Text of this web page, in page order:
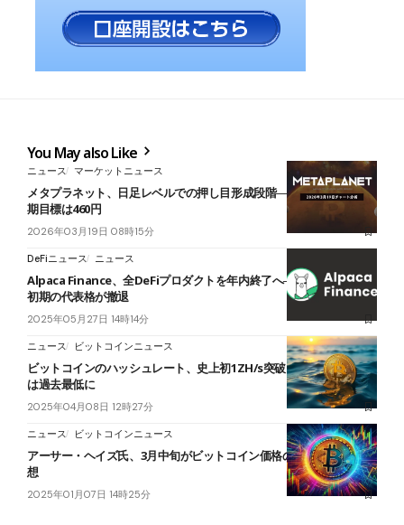
You May also Like
ニュース マーケットニュース
メタプラネット、日足レベルでの押し目形成段階──上昇再開なら中
期目標は460円
2026年03月19日 08時15分
DeFiニュース ニュース
Alpaca Finance、全DeFiプロダクトを年内終了へ──BNBチェーン
初期の代表格が撤退
2025年05月27日 14時14分
ニュース ビットコインニュース
ビットコインのハッシュレート、史上初1ZH/s突破｜マイナー収益性
は過去最低に
2025年04月08日 12時27分
ニュース ビットコインニュース
アーサー・ヘイズ氏、3月中旬がビットコイン価格のピークと大胆予
想
2025年01月07日 14時25分